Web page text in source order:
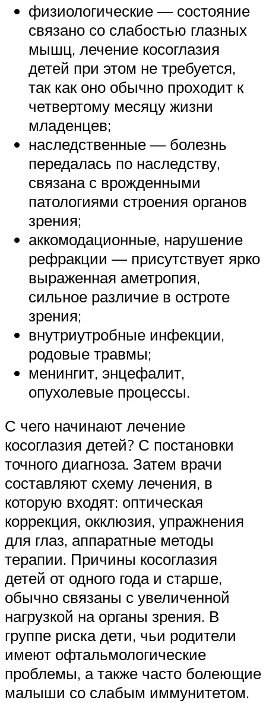
физиологические — состояние
связано со слабостью глазных
мышц, лечение косоглазия
детей при этом не требуется,
так как оно обычно проходит к
четвертому месяцу жизни
младенцев;
наследственные — болезнь
передалась по наследству,
связана с врожденными
патологиями строения органов
зрения;
аккомодационные, нарушение
рефракции — присутствует ярко
выраженная аметропия,
сильное различие в остроте
зрения;
внутриутробные инфекции,
родовые травмы;
менингит, энцефалит,
опухолевые процессы.
С чего начинают лечение
косоглазия детей? С постановки
точного диагноза. Затем врачи
составляют схему лечения, в
которую входят: оптическая
коррекция, окклюзия, упражнения
для глаз, аппаратные методы
терапии. Причины косоглазия
детей от одного года и старше,
обычно связаны с увеличенной
нагрузкой на органы зрения. В
группе риска дети, чьи родители
имеют офтальмологические
проблемы, а также часто болеющие
малыши со слабым иммунитетом.